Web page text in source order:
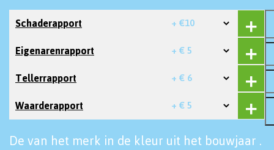
Schaderapport + €10
Eigenarenrapport + € 5
Tellerrapport + € 6
Waarderapport + € 5
De van het merk in de kleur uit het bouwjaar .